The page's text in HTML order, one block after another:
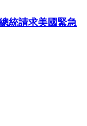
統請求美國緊急